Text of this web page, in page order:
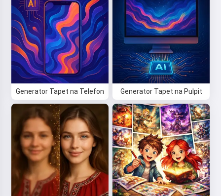
Generator Tapet na Telefon Generator Tapet na Pulpit